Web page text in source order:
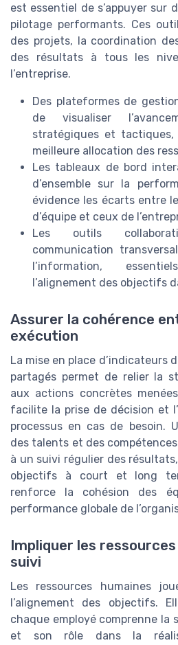
est essentiel de s’appuyer sur
pilotage performants. Ces
des projets, la coordination
des résultats à tous les
l’entreprise.
Des plateformes de
de visualiser
stratégiques et
meilleure allocation des
Les tableaux de bord
d’ensemble sur la
évidence les écarts entre
d’équipe et ceux de
Les outils
communication
l’information,
l’alignement des objectifs
Assurer la cohérence
exécution
La mise en place d’indicateurs
partagés permet de relier la
aux actions concrètes
facilite la prise de décision et
processus en cas de besoin.
des talents et des
à un suivi régulier des
objectifs à court et long
renforce la cohésion des
performance globale de
Impliquer les
suivi
Les ressources humaines
l’alignement des objectifs.
chaque employé comprenne la
et son rôle dans la